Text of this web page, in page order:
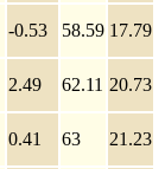
-0.53 58.59 17.79
2.49 62.11 20.73
0.41 63 21.23